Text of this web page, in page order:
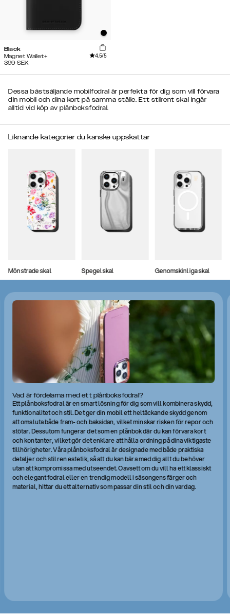
Black
Magnet Wallet+
4.5/5
399 SEK
Dessa bästsäljande mobilfodral är perfekta för dig som vill förvara
din mobil och dina kort på samma ställe. Ett stilrent skal ingår
alltid vid köp av plånboksfodral.
Liknande kategorier du kanske uppskattar
Mönstrade skal Spegelskal Genomskinliga skal
Vad är fördelarna med ett plånboksfodral?
Ett plånboksfodral är en smart lösning för dig som vill kombinera skydd,
funktionalitet och stil. Det ger din mobil ett heltäckande skydd genom
att omsluta både fram- och baksidan, vilket minskar risken för repor och
stötar. Dessutom fungerar det som en plånbok där du kan förvara kort
och kontanter, vilket gör det enklare att hålla ordning på dina viktigaste
tillhörigheter. Våra plånboksfodral är designade med både praktiska
detaljer och stilren estetik, så att du kan bära med dig allt du behöver
utan att kompromissa med utseendet. Oavsett om du vill ha ett klassiskt
och elegant fodral eller en trendig modell i säsongens färger och
material, hittar du ett alternativ som passar din stil och din vardag.